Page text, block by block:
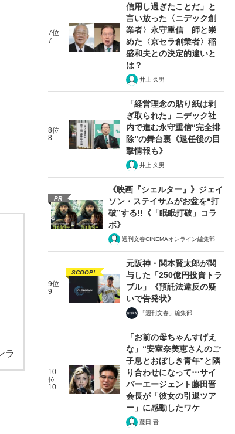
ラ
7位
7
信用し過ぎたことだ」と
言い放った〈ニデック創
業者〉永守重信 師と崇
めた〈京セラ創業者〉稲
盛和夫との決定的違いと
は？
井上 久男
8位
8
「経営理念の貼り紙は剥
ぎ取られた」ニデック社
内で進む永守重信“完全排
除”の舞台裏《退任後の目
撃情報も》
井上 久男
PR
《映画『シェルター』》ジェイ
ソン・ステイサムがお盆を“打
破”する!!《「眠眠打破」コラ
ボ》
週刊文春CINEMAオンライン編集部
9位
9
SCOOP!
元阪神・関本賢太郎が関
与した「250億円投資トラ
ブル」《預託法違反の疑
いで告発状》
「週刊文春」編集部
10
位
10
「お前の母ちゃんすげえ
な」“安室奈美恵さんのご
子息とおぼしき青年”と隣
り合わせになって⋯サイ
バーエージェント藤田晋
会長が「彼女の引退ツア
ー」に感動したワケ
藤田 晋